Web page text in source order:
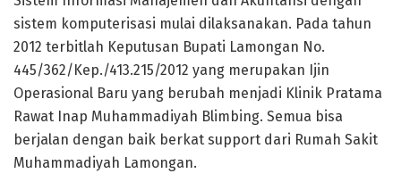
sistem komputerisasi mulai dilaksanakan. Pada tahun
2012 terbitlah Keputusan Bupati Lamongan No.
445/362/Kep./413.215/2012 yang merupakan Ijin
Operasional Baru yang berubah menjadi Klinik Pratama
Rawat Inap Muhammadiyah Blimbing. Semua bisa
berjalan dengan baik berkat support dari Rumah Sakit
Muhammadiyah Lamongan.